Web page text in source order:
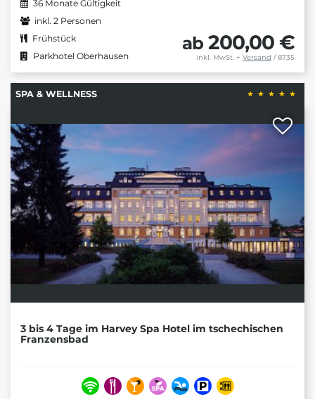
36 Monate Gültigkeit
inkl. 2 Personen
Frühstück
Parkhotel Oberhausen
ab 200,00 €
inkl. MwSt. + Versand / 8735
SPA & WELLNESS
3 bis 4 Tage im Harvey Spa Hotel im tschechischen
Franzensbad